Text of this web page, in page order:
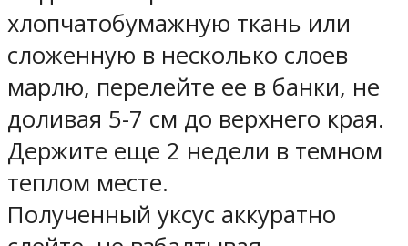
хлопчатобумажную ткань или
сложенную в несколько слоев
марлю, перелейте ее в банки, не
доливая 5-7 см до верхнего края.
Держите еще 2 недели в темном
теплом месте.
Полученный уксус аккуратно